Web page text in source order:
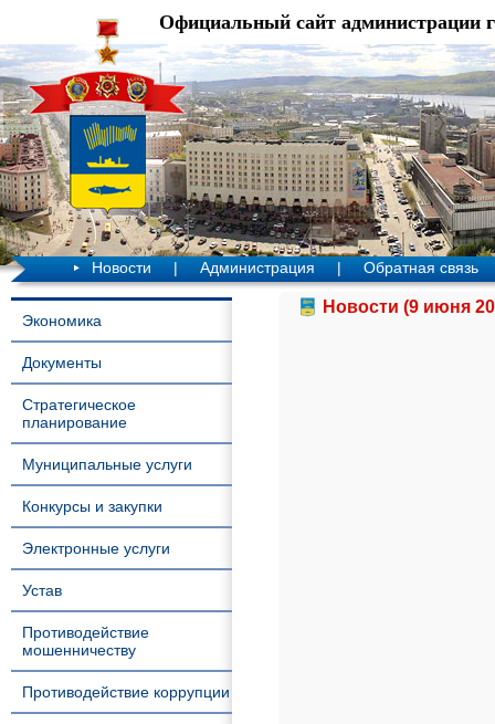
Официальный сайт администрации
Новости | Администрация | Обратная связь
Экономика
Документы
Стратегическое
планирование
Муниципальные услуги
Конкурсы и закупки
Электронные услуги
Устав
Противодействие
мошенничеству
Противодействие коррупции
Новости (9 июня